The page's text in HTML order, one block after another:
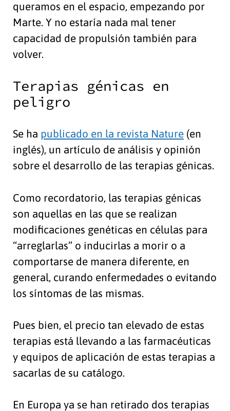
queramos en el espacio, empezando por
Marte. Y no estaría nada mal tener
capacidad de propulsión también para
volver.
Terapias génicas en
peligro
Se ha publicado en la revista Nature(en
inglés), un artículo de análisis y opinión
sobre el desarrollo de las terapias génicas.
Como recordatorio, las terapias génicas
son aquellas en las que se realizan
modificaciones genéticas en células para
“arreglarlas” o inducirlas a morir o a
comportarse de manera diferente, en
general, curando enfermedades o evitando
los síntomas de las mismas.
Pues bien, el precio tan elevado de estas
terapias está llevando a las farmacéuticas
y equipos de aplicación de estas terapias a
sacarlas de su catálogo.
En Europa ya se han retirado dos terapias